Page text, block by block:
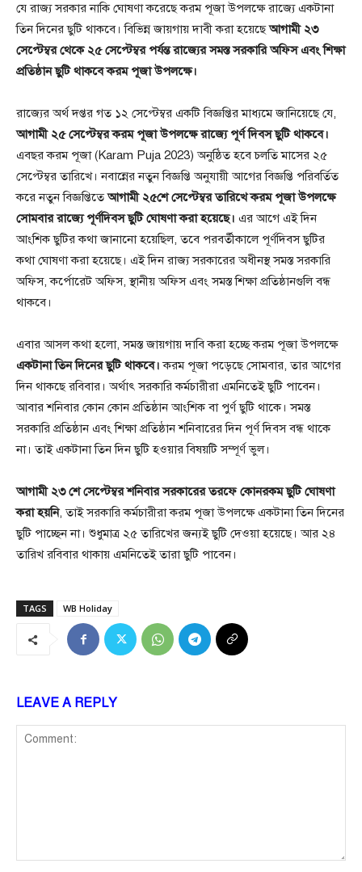
যে রাজ্য সরকার নাকি ঘোষণা করেছে করম পূজা উপলক্ষে রাজ্যে একটানা
তিন দিনের ছুটি থাকবে। বিভিন্ন জায়গায় দাবী করা হয়েছেআগামী ২৩
সেপ্টেম্বর থেকে ২৫ সেপ্টেম্বর পর্যন্ত রাজ্যের সমস্ত সরকারি অফিস এবং শিক্ষা
প্রতিষ্ঠান ছুটি থাকবে করম পূজা উপলক্ষে।
রাজ্যের অর্থ দপ্তর গত ১২ সেপ্টেম্বর একটি বিজ্ঞপ্তির মাধ্যমে জানিয়েছে যে,
আগামী ২৫ সেপ্টেম্বর করম পূজা উপলক্ষে রাজ্যে পূর্ণ দিবস ছুটি থাকবে।
এবছর করম পূজা (Karam Puja 2023) অনুষ্ঠিত হবে চলতি মাসের ২৫
সেপ্টেম্বর তারিখে। নবান্নের নতুন বিজ্ঞপ্তি অনুযায়ী আগের বিজ্ঞপ্তি পরিবর্তিত
করে নতুন বিজ্ঞপ্তিতেআগামী ২৫শে সেপ্টেম্বর তারিখে করম পূজা উপলক্ষে
সোমবার রাজ্যে পূর্ণদিবস ছুটি ঘোষণা করা হয়েছে। এর আগে এই দিন
আংশিক ছুটির কথা জানানো হয়েছিল, তবে পরবর্তীকালে পূর্ণদিবস ছুটির
কথা ঘোষণা করা হয়েছে। এই দিন রাজ্য সরকারের অধীনস্থ সমস্ত সরকারি
অফিস, কর্পোরেট অফিস, স্থানীয় অফিস এবং সমস্ত শিক্ষা প্রতিষ্ঠানগুলি বন্ধ
থাকবে।
এবার আসল কথা হলো, সমস্ত জায়গায় দাবি করা হচ্ছে করম পূজা উপলক্ষে
একটানা তিন দিনের ছুটি থাকবে।করম পূজা পড়েছে সোমবার, তার আগের
দিন থাকছে রবিবার। অর্থাৎ সরকারি কর্মচারীরা এমনিতেই ছুটি পাবেন।
আবার শনিবার কোন কোন প্রতিষ্ঠান আংশিক বা পুর্ণ ছুটি থাকে। সমস্ত
সরকারি প্রতিষ্ঠান এবং শিক্ষা প্রতিষ্ঠান শনিবারের দিন পূর্ণ দিবস বন্ধ থাকে
না। তাই একটানা তিন দিন ছুটি হওয়ার বিষয়টি সম্পূর্ণ ভুল।
আগামী ২৩ শে সেপ্টেম্বর শনিবার সরকারের তরফে কোনরকম ছুটি ঘোষণা
করা হয়নি, তাই সরকারি কর্মচারীরা করম পূজা উপলক্ষে একটানা তিন দিনের
ছুটি পাচ্ছেন না। শুধুমাত্র ২৫ তারিখের জন্যই ছুটি দেওয়া হয়েছে। আর ২৪
তারিখ রবিবার থাকায় এমনিতেই তারা ছুটি পাবেন।
TAGS WB Holiday
LEAVE A REPLY